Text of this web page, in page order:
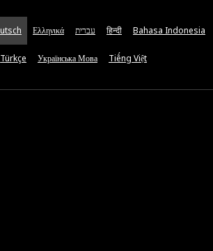
Ελληνικά עברית हिन्दी Bahasa Indonesia
Türkçe Українська Мова Tiếng Việt